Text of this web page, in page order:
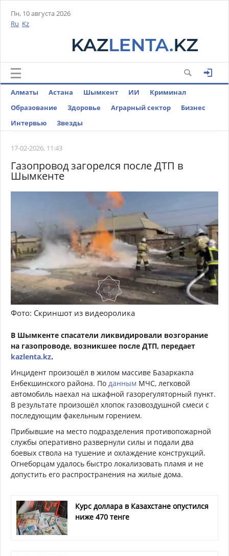
Пн, 10 августа 2026
Ru Kz
Алматы Астана Шымкент ИИ
Криминал
Образование
Здоровье Аграрный сектор
Бизнес
Интервью
Звезды
17-02-2026, 11:43
Газопровод загорелся после ДТП в
Шымкенте
Фото: Скриншот из видеоролика
В Шымкенте спасатели ликвидировали возгорание
на газопроводе, возникшее после ДТП, передает
kazlenta.kz.
Инцидент произошёл в жилом массиве Базаркакпа
Енбекшинского района. По данным МЧС, легковой
автомобиль наехал на шкафной газорегуляторный пункт.
В результате произошёл хлопок газовоздушной смеси с
последующим факельным горением.
Прибывшие на место подразделения противопожарной
службы оперативно развернули силы и подали два
боевых ствола на тушение и охлаждение конструкций.
Огнеборцам удалось быстро локализовать пламя и не
допустить его распространения на жилые дома.
Курс доллара в Казахстане опустился
ниже 470 тенге